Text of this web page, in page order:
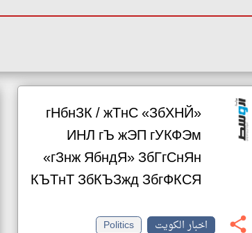
гНбнЗК / жТнС «ЗбХНЙ»
ИНЛ гЪ жЭП гУКФЭм
«гЗнж ЯбндЯ» ЗбГгСнЯн
КЪТнТ ЗбКЪЗжд ЗбгФКСЯ
اخبار الكويت
Politics